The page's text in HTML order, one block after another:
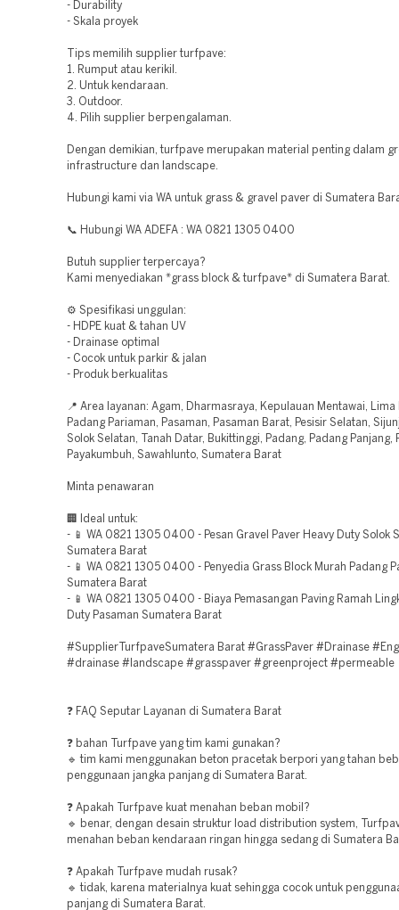
- Durability
- Skala proyek
Tips memilih supplier turfpave:
1. Rumput atau kerikil.
2. Untuk kendaraan.
3. Outdoor.
4. Pilih supplier berpengalaman.
Dengan demikian, turfpave merupakan material penting dalam
infrastructure dan landscape.
Hubungi kami via WA untuk grass & gravel paver di Sumatera
📞 Hubungi WA ADEFA : WA 0821 1305 0400
Butuh supplier terpercaya?
Kami menyediakan *grass block & turfpave* di Sumatera Barat.
⚙️ Spesifikasi unggulan:
- HDPE kuat & tahan UV
- Drainase optimal
- Cocok untuk parkir & jalan
- Produk berkualitas
📍 Area layanan: Agam, Dharmasraya, Kepulauan Mentawai, Lima
Padang Pariaman, Pasaman, Pasaman Barat, Pesisir Selatan,
Solok Selatan, Tanah Datar, Bukittinggi, Padang, Padang Panjang,
Payakumbuh, Sawahlunto, Sumatera Barat
Minta penawaran
🏢 Ideal untuk:
- 📱 WA 0821 1305 0400 - Pesan Gravel Paver Heavy Duty Solok
Sumatera Barat
- 📱 WA 0821 1305 0400 - Penyedia Grass Block Murah Padang
Sumatera Barat
- 📱 WA 0821 1305 0400 - Biaya Pemasangan Paving Ramah
Duty Pasaman Sumatera Barat
#SupplierTurfpaveSumatera Barat #GrassPaver #Drainase
#drainase #landscape #grasspaver #greenproject #permeable
❓ FAQ Seputar Layanan di Sumatera Barat
❓ bahan Turfpave yang tim kami gunakan?
🔹 tim kami menggunakan beton pracetak berpori yang tahan
penggunaan jangka panjang di Sumatera Barat.
❓ Apakah Turfpave kuat menahan beban mobil?
🔹 benar, dengan desain struktur load distribution system,
menahan beban kendaraan ringan hingga sedang di Sumatera
❓ Apakah Turfpave mudah rusak?
🔹 tidak, karena materialnya kuat sehingga cocok untuk
panjang di Sumatera Barat.